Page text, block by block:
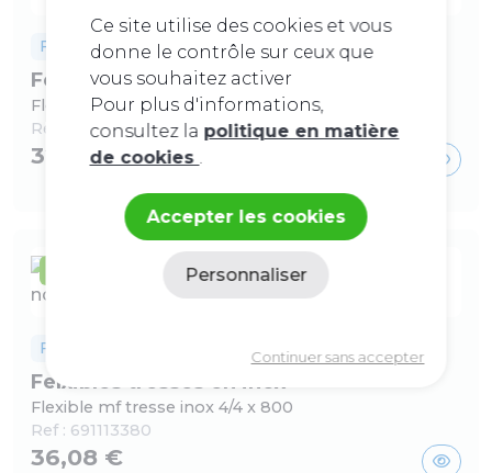
Flexibles inox
Felxibles tressés en inox
Flexible mf tresse inox 4/4 x 600
Ref :
691113360
32,04 €
Flexibles inox
Felxibles tressés en inox
Flexible mf tresse inox 4/4 x 800
Ref : 691113380
36,08 €
Ce site utilise des cookies et vous
donne le contrôle sur ceux que
vous souhaitez activer
Pour plus d'informations,
consultez la politique en matière
de cookies .
Accepter les cookies
Continuer sans accepter
Personnaliser